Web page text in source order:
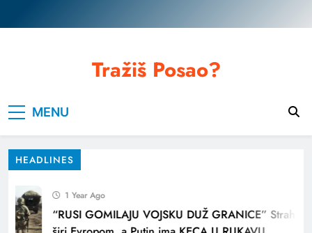
to
Tražiš Posao?
MENU
HEADLINES
1 Year Ago
“RUSI GOMILAJU VOJSKU DUŽ GRANICE” Strah se